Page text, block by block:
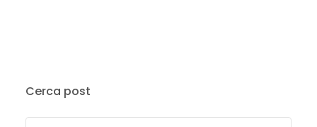
Cerca post